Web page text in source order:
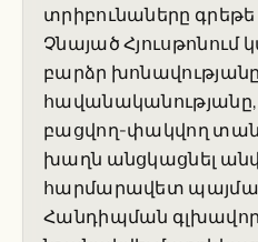
տրիբունաները գրեթե
Չնայած
բարձր
բացվող-փակվող
խաղն անցկացնել
հարմարավետ
Հանդիպման